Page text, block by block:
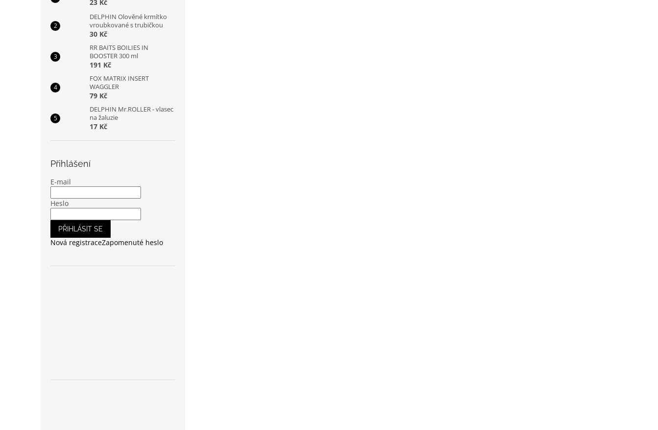
23 Kč
DELPHIN Olověné krmítko
vroubkované s trubičkou
30 Kč
RR BAITS BOILIES IN
BOOSTER 300 ml
191 Kč
FOX MATRIX INSERT
WAGGLER
79 Kč
DELPHIN Mr.ROLLER - vlasec
na žaluzie
17 Kč
Přihlášení
E-mail
Heslo
PŘIHLÁSIT SE
Nová registraceZapomenuté heslo